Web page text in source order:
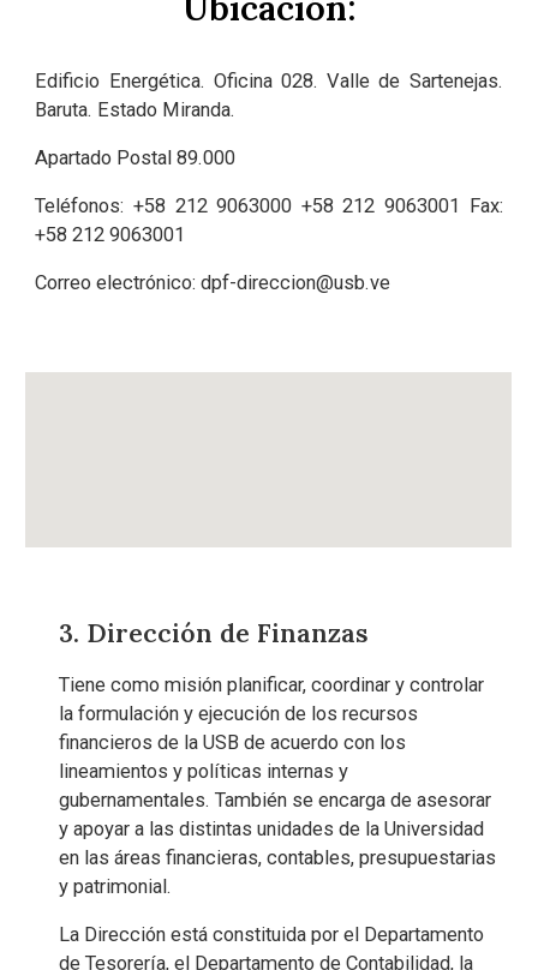
Edificio Energética. Oficina 028. Valle de Sartenejas.
Baruta. Estado Miranda.
Apartado Postal 89.000
Teléfonos: +58 212 9063000 +58 212 9063001 Fax:
+58 212 9063001
Correo electrónico:dpf-direccion@usb.ve
3. Dirección de Finanzas
Tiene como misión planificar, coordinar y controlar
la formulación y ejecución de los recursos
financieros de la USB de acuerdo con los
lineamientos y políticas internas y
gubernamentales. También se encarga de asesorar
y apoyar a las distintas unidades de la Universidad
en las áreas financieras, contables, presupuestarias
y patrimonial.
La Dirección está constituida por el Departamento
de Tesorería, el Departamento de Contabilidad, la